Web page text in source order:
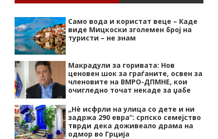
Само вода и користат веце – Каде
виде Мицкоски зголемен број на
туристи – не знам
Макрадули за горивата: Нов
ценовен шок за граѓаните, освен за
членовите на ВМРО-ДПМНЕ, кои
очигледно точат некаде за џабе
„Нѐ исфрли на улица со дете и ни
задржа 290 евра“: српско семејство
тврди дека доживеало драма на
одмор во Грција